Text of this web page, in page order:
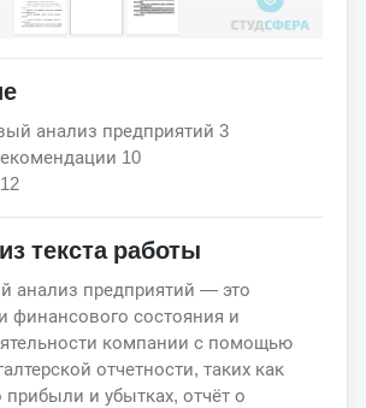
анализ предприятий 3
10
текста работы
анализ предприятий — это
финансового состояния и
компании с помощью
отчетности, таких как
прибыли и убытках, отчёт о